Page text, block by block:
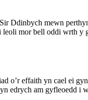
Ddinbych mewn
mor bell oddi wrth y
o’r effaith yn cael ei
edrych am gyfleoedd i